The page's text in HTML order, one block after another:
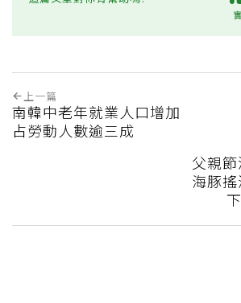
上一篇
南韓中老年就業人口增加
占勞動人數逾三成
父親
海豚